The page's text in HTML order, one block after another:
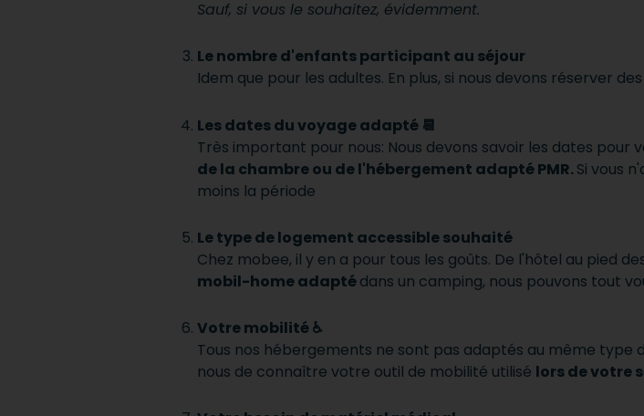
Sauf, si vous le souhaitez, évidemment.
Le nombre d'enfants participant au séjour
Idem que pour les adultes. En plus, si nous devons réserver
Les dates du voyage adapté 📆
Très important pour nous: Nous devons savoir les dates
de la chambre ou de l'hébergement adapté PMR.Si vous
moins la période
Le type de logement accessible souhaité
Chez mobee, il y en a pour tous les goûts. De l'hôtel au pied
mobil-home adaptédans un camping, nous pouvons tout
Votre mobilité ♿️
Tous nos hébergements ne sont pas adaptés au même type
nous de connaître votre outil de mobilité utilisé lors de votre